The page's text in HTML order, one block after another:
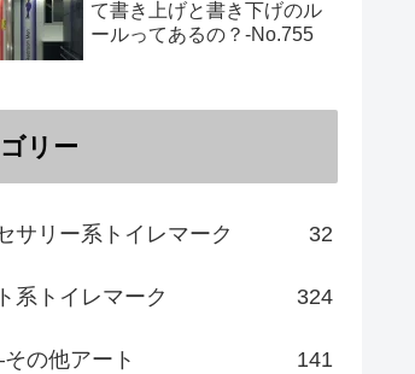
て書き上げと書き下げのル
ールってあるの？‐No.755
リー
サリー系トイレマーク 32
系トイレマーク 324
の他アート 141